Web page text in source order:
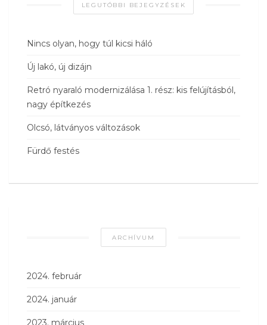
LEGUTÓBBI BEJEGYZÉSEK
Nincs olyan, hogy túl kicsi háló
Új lakó, új dizájn
Retró nyaraló modernizálása 1. rész: kis felújításból,
nagy építkezés
Olcsó, látványos változások
Fürdő festés
ARCHÍVUM
2024. február
2024. január
2023. március